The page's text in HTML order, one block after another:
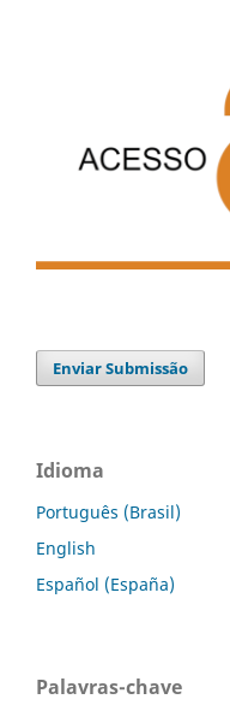
Enviar Submissão
Idioma
Português (Brasil)
English
Español (España)
Palavras-chave